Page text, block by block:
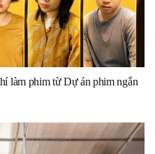
làm phim từ Dự án phim ngắn